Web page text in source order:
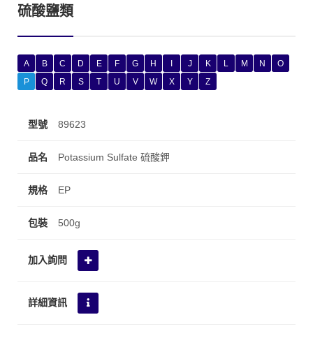
硫酸鹽類
A B C D E F G H J K L M N
O
P
Q R S T U V W X Y Z
89623
Potassium Sulfate 硫酸鉀
EP
500g